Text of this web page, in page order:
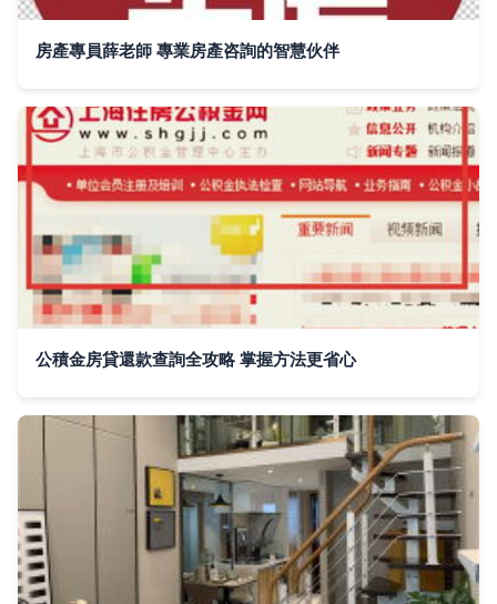
房產專員薛老師 專業房產咨詢的智慧伙伴
公積金房貸還款查詢全攻略 掌握方法更省心